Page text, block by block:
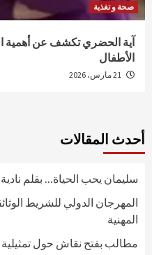
صحة و تغذية
آية الحضري تكشف عن أهمية
الأطفال
أحدث المقالات
سليمان يحب الحياة… بقلم
المهنية
مطالب بفتح نقاش حول تمثيلية